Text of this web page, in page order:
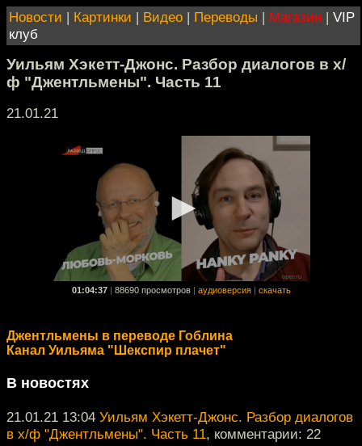
Новости | Картинки | Видео | Переводы | Магазин | VIP
клуб
Уильям Хэкетт-Джонс. Разбор диалогов в х/
ф "Джентльмены". Часть 11
21.01.21
01:04:37 88690 просмотров аудиоверсия скачать
Джентльмены в переводе Гоблина
Канал Уильяма "Шекспир плачет"
В новостях
21.01.21 13:04 Уильям Хэкетт-Джонс. Разбор диалогов
в х/ф "Джентльмены". Часть 11, комментарии: 22